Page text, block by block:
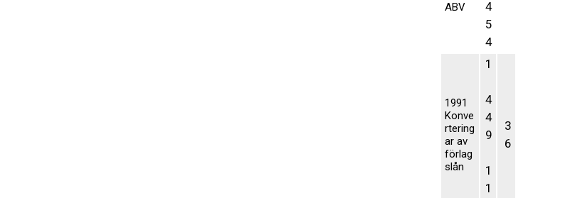
ABV
4
5
4
1991
Konve
rtering
ar av
förlag
slån
1
4
4
9
1
1
3
6